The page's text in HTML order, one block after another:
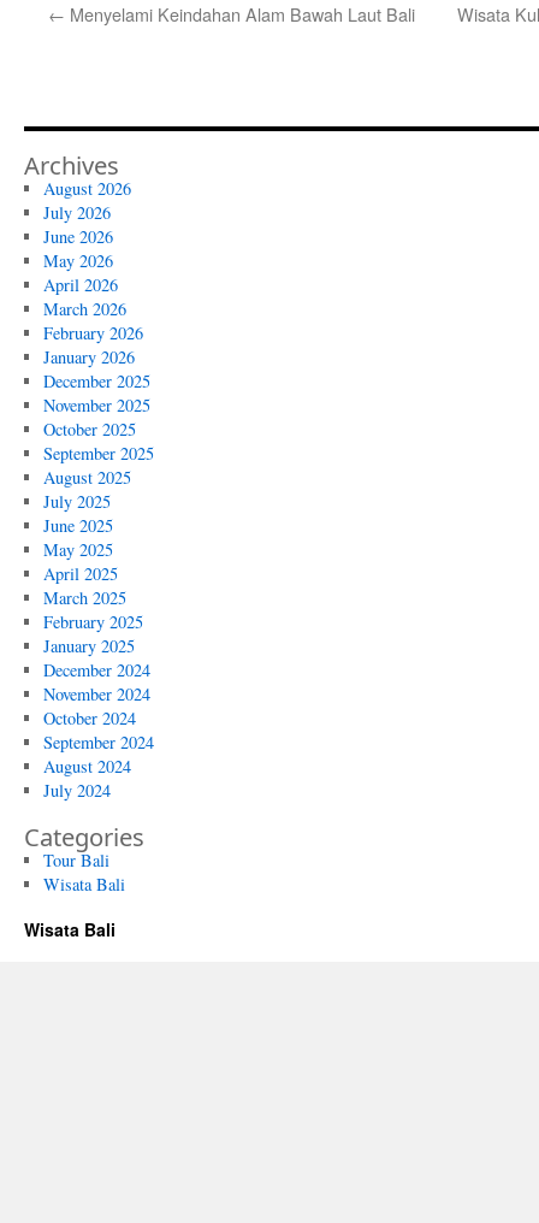
← Menyelami Keindahan Alam Bawah Laut Bali Wisata
Archives
August 2026
July 2026
June 2026
May 2026
April 2026
March 2026
February 2026
January 2026
December 2025
November 2025
October 2025
September 2025
August 2025
July 2025
June 2025
May 2025
April 2025
March 2025
February 2025
January 2025
December 2024
November 2024
October 2024
September 2024
August 2024
July 2024
Categories
Tour Bali
Wisata Bali
Wisata Bali